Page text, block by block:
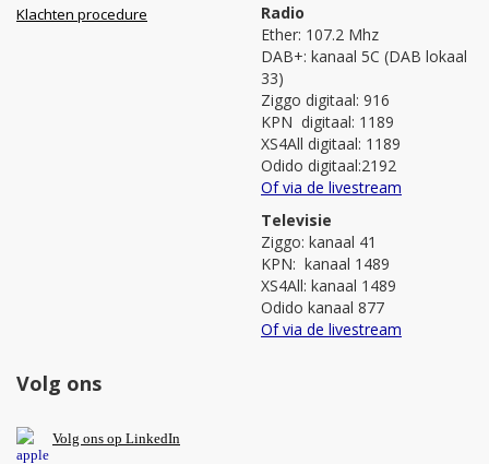
Klachten procedure
Radio
Ether: 107.2 Mhz
DAB+: kanaal 5C (DAB lokaal
33)
Ziggo digitaal: 916
KPN digitaal: 1189
XS4All digitaal: 1189
Odido digitaal:2192
Of via de livestream
Televisie
Ziggo: kanaal 41
KPN: kanaal 1489
XS4All: kanaal 1489
Odido kanaal 877
Of via de livestream
Volg ons
Volg ons op LinkedIn